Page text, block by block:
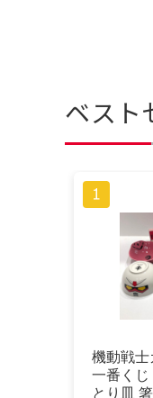
ベスト
機動戦
一番く
とり皿